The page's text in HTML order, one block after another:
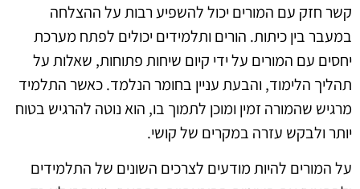
קשר חזק עם המורים יכול להשפיע רבות על ההצלחה
במעבר בין כיתות. הורים ותלמידים יכולים לפתח מערכת
יחסים עם המורים על ידי קיום שיחות פתוחות, שאלות על
תהליך הלימוד, והבעת עניין בחומר הנלמד. כאשר התלמיד
מרגיש שהמורה זמין ומוכן לתמוך בו, הוא נוטה להרגיש בטוח
יותר ולבקש עזרה במקרים של קושי.
על המורים להיות מודעים לצרכים השונים של התלמידים